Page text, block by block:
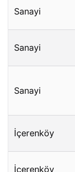
Sanayi
Sanayi
Sanayi
İçerenköy
İçerenköy